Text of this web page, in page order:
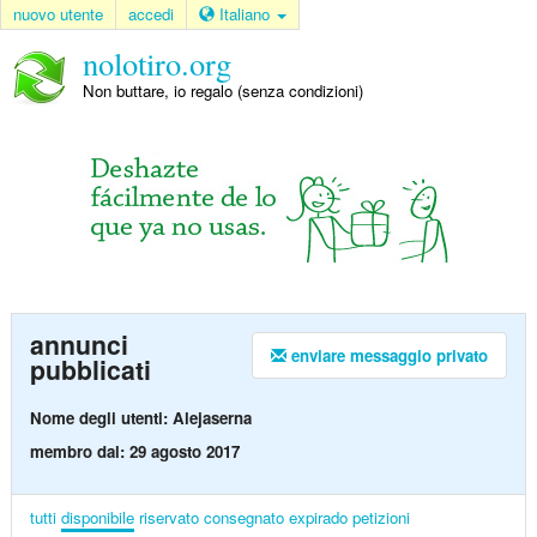
nuovo utente accedi Italiano
nolotiro.org
Non buttare, io regalo (senza condizioni)
enviare messaggio privato
annunci
pubblicati
Nome degli utenti: Alejaserna
membro dal: 29 agosto 2017
tutti disponibile riservato consegnato expirado petizioni